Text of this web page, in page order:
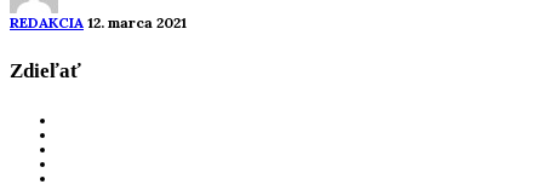
REDAKCIA 12. marca 2021
Zdieľať